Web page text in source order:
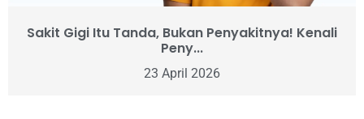
Sakit Gigi Itu Tanda, Bukan Penyakitnya! Kenali
Peny...
23 April 2026